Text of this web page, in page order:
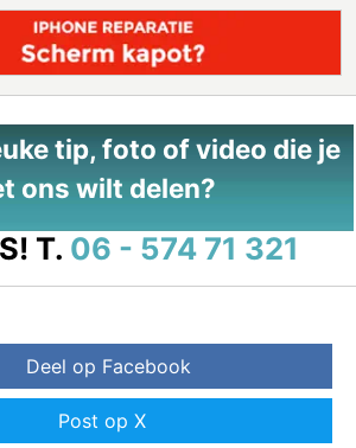
tip, foto of video die je
ons wilt delen?
T. 06 - 574 71 321
Deel op Facebook
Post op X